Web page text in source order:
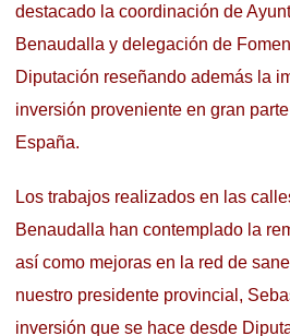
destacado la coordinación de
Benaudalla y delegación de
Diputación reseñando además la
inversión proveniente en gran
España.
Los trabajos realizados en las
Benaudalla han contemplado la
así como mejoras en la red de
nuestro presidente provincial,
inversión que se hace desde